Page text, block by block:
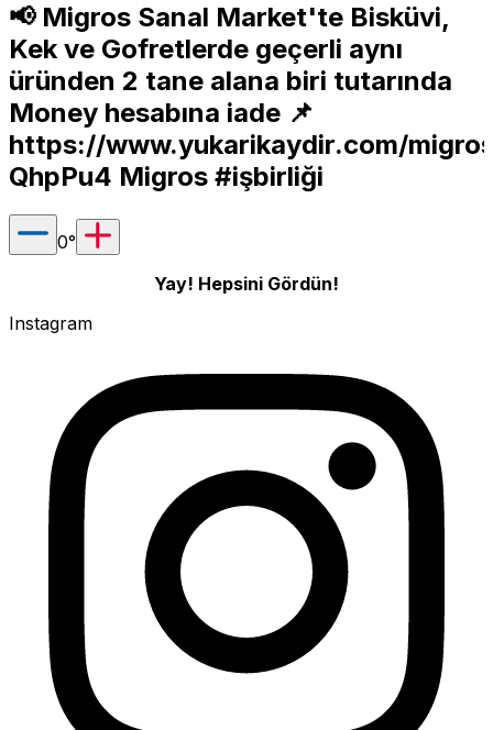
📢 Migros Sanal Market'te Bisküvi,
Kek ve Gofretlerde geçerli aynı
üründen 2 tane alana biri tutarında
Money hesabına iade 📌
https://www.yukarikaydir.com/
QhpPu4 Migros #işbirliği
0°
Yay! Hepsini Gördün!
Instagram